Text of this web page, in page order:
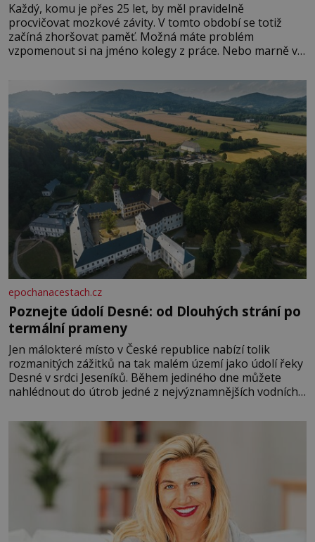
Každý, komu je přes 25 let, by měl pravidelně
procvičovat mozkové závity. V tomto období se totiž
začíná zhoršovat paměť. Možná máte problém
vzpomenout si na jméno kolegy z práce. Nebo marně v
Je to opravdu tak, s věkem jako kdyby se paměť
rozhodla stávkovat. Cvičte
epochanacestach.cz
Poznejte údolí Desné: od Dlouhých strání po
termální prameny
Jen málokteré místo v České republice nabízí tolik
rozmanitých zážitků na tak malém území jako údolí řeky
Desné v srdci Jeseníků. Během jediného dne můžete
nahlédnout do útrob jedné z nejvýznamnějších vodních
se na koloběžce a den zakončit poznáváním památek ve
Velkých Losinách nebo v termálním